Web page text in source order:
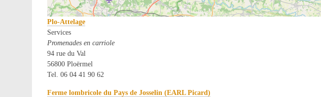
Plo-Attelage
Services
Promenades en carriole
94 rue du Val
56800 Ploërmel
Tel. 06 04 41 90 62
Ferme lombricole du Pays de Josselin (EARL Picard)